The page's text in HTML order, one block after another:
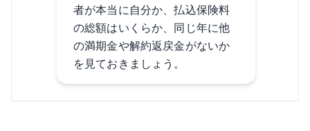
者が本当に自分か、払込保険料
の総額はいくらか、同じ年に他
の満期金や解約返戻金がないか
を見ておきましょう。